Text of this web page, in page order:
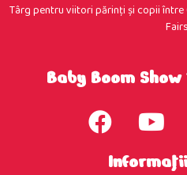
Târg pentru viitori părinţi şi copii între
Fairs
Baby Boom